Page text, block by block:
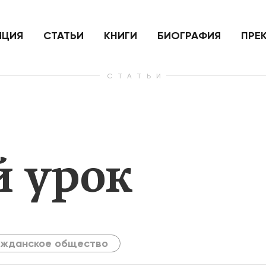
нанесенный по самим себе
СТАТЬИ КНИГИ БИОГРАФИЯ
СТАТЬИ
урок
общество